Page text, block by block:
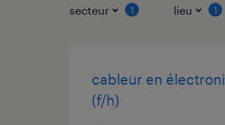
secteur 1 lieu 1
cableur en
(f/h)